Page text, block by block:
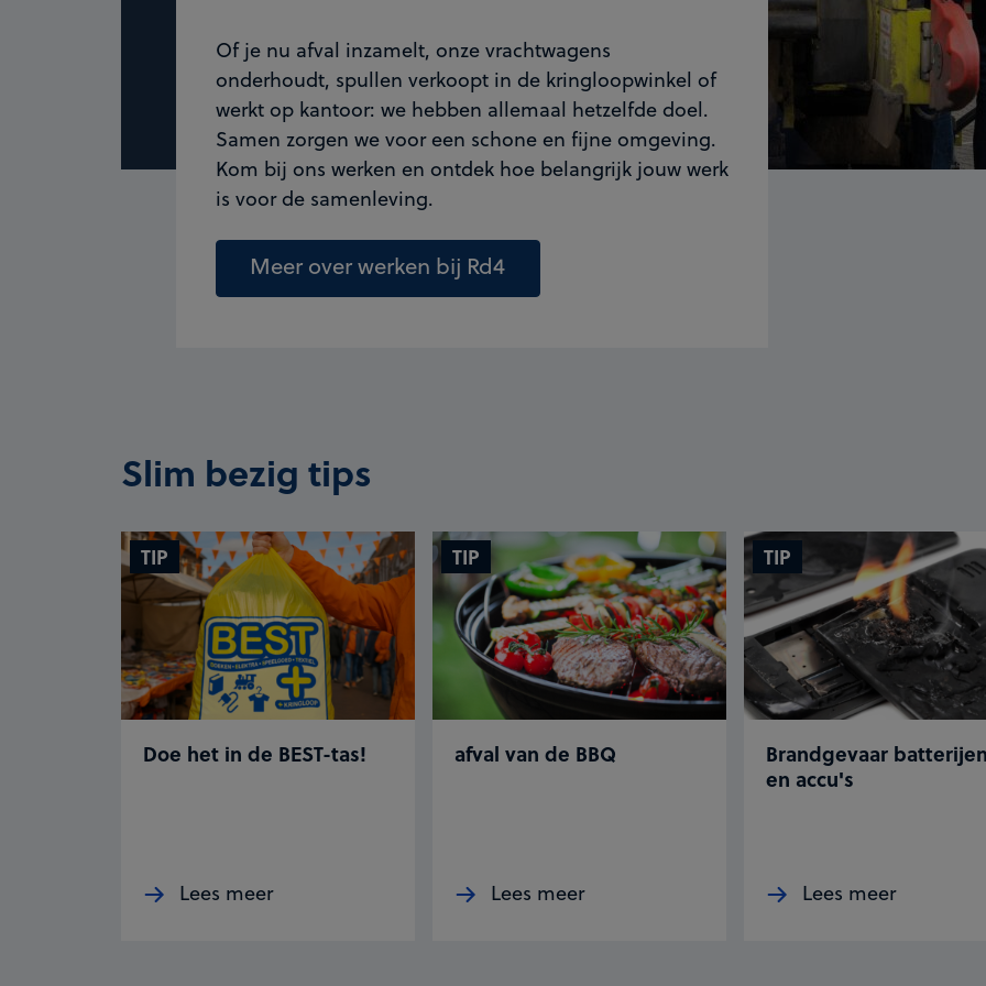
Of je nu afval inzamelt, onze vrachtwagens
onderhoudt, spullen verkoopt in de kringloopwinkel of
werkt op kantoor: we hebben allemaal hetzelfde doel.
Samen zorgen we voor een schone en fijne omgeving.
Kom bij ons werken en ontdek hoe belangrijk jouw werk
is voor de samenleving.
Meer over werken bij Rd4
Slim bezig tips
Doe het in de BEST-tas!
Lees meer
TIP
afval van de BBQ
Lees meer
TIP
Brandgevaar batterijen
en accu's
Lees meer
TIP